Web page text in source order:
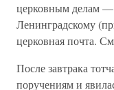
церковным делам
Ленинградскому
церковная почта.
После завтрака
поручениям и